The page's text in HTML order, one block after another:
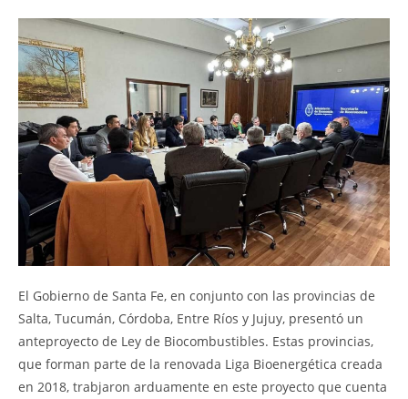
El Gobierno de Santa Fe, en conjunto con las provincias de
Salta, Tucumán, Córdoba, Entre Ríos y Jujuy, presentó un
anteproyecto de Ley de Biocombustibles. Estas provincias,
que forman parte de la renovada Liga Bioenergética creada
en 2018, trabjaron arduamente en este proyecto que cuenta